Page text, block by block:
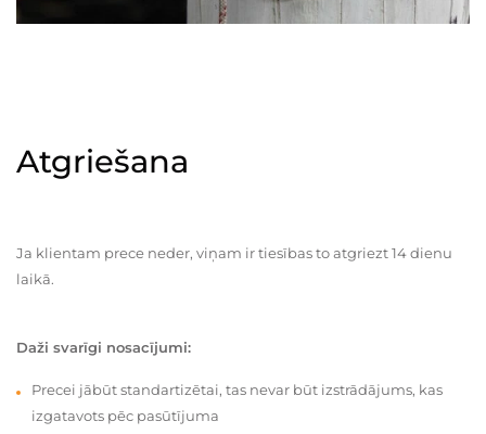
Atgriešana
Ja klientam prece neder, viņam ir tiesības to atgriezt 14 dienu
laikā.
Daži svarīgi nosacījumi:
Precei jābūt standartizētai, tas nevar būt izstrādājums, kas
izgatavots pēc pasūtījuma